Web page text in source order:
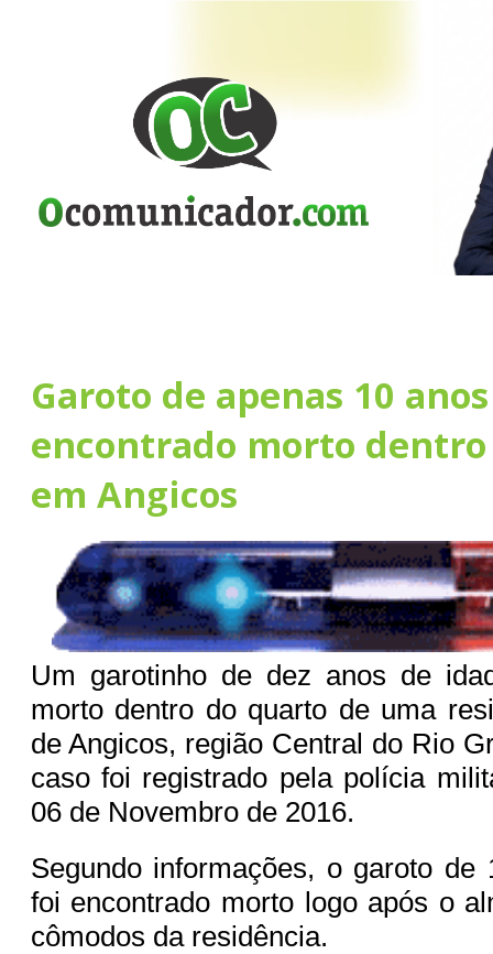
Garoto de apenas 10
encontrado morto
em Angicos
Um garotinho de dez anos de
morto dentro do quarto de uma
de Angicos, região Central do Rio
caso foi registrado pela polícia
06 de Novembro de 2016.
Segundo informações, o garoto de
foi encontrado morto logo após o
cômodos da residência.